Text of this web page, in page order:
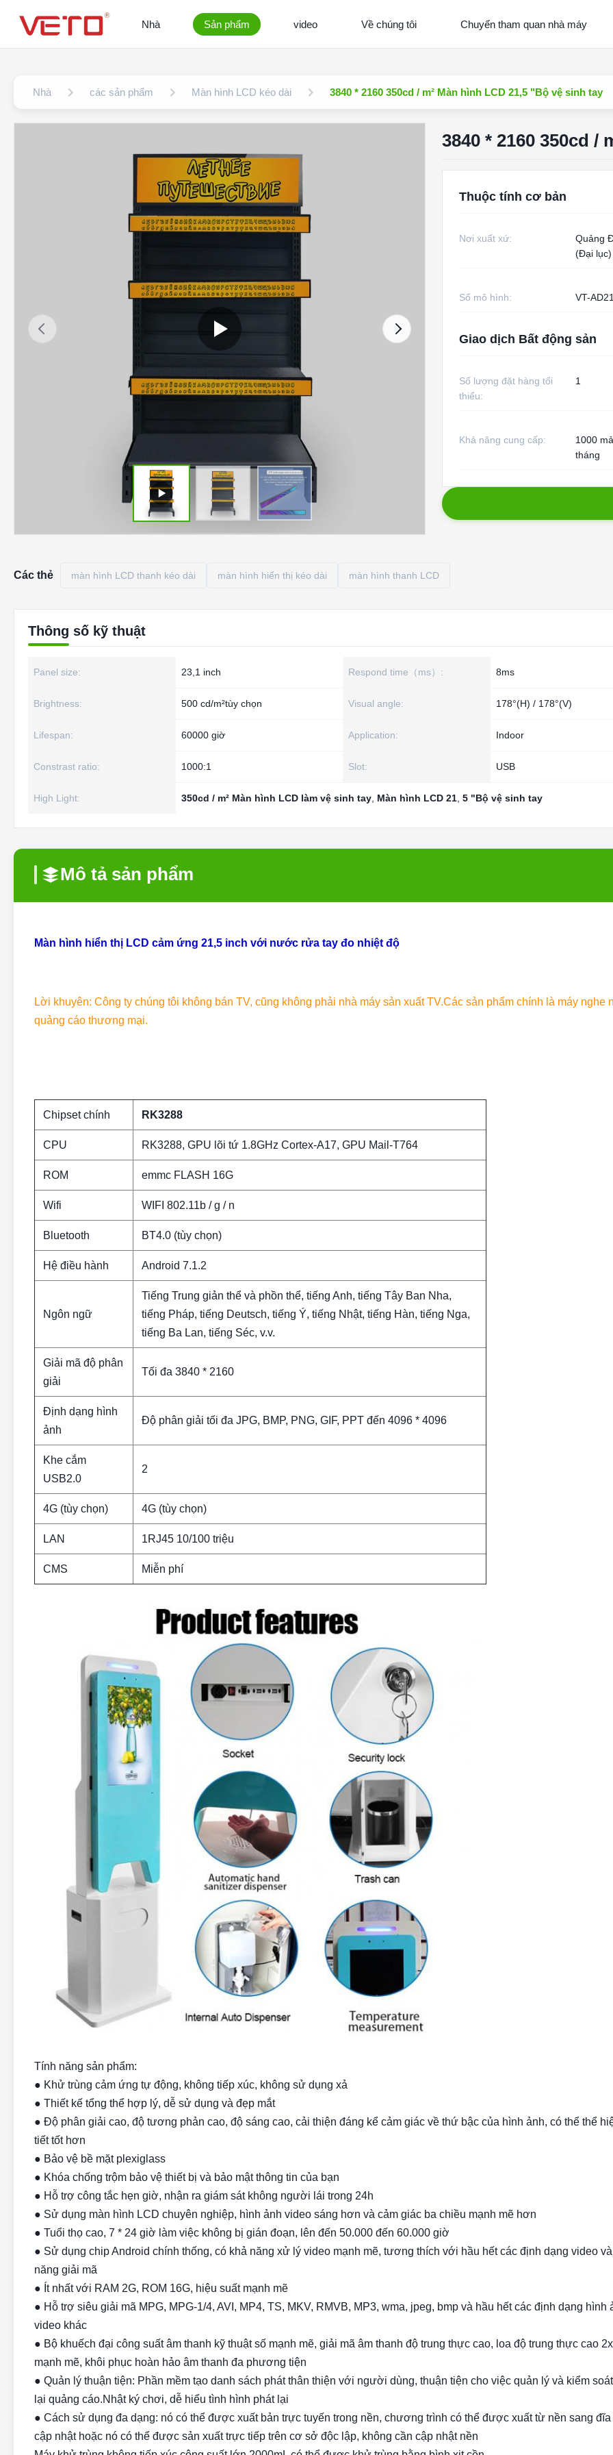
Nhà Sản phẩm video Về chúng tôi Chuyến tham quan nhà máy
Nhà các sản phẩm Màn hình LCD kéo dài 3840 * 2160 350cd / m² Màn hình LCD 21,5 "Bộ vệ sinh tay
3840 * 2160 350cd /
Thuộc tính cơ bản
Nơi xuất xứ:
Quảng
(Đại lục)
Số mô hình: VT-
Giao dịch Bất động sản
Số lượng đặt hàng tối
thiểu:
1
Khả năng cung cấp:
1000
tháng
Các thẻ màn hình LCD thanh kéo dài màn hình hiển thị kéo dài màn hình thanh LCD
Thông số kỹ thuật
Panel size: 23,1 inch Respond time（ms）: 8ms
Brightness: 500 cd/m²tùy chọn Visual angle: 178°(H) / 178°(V)
Lifespan: 60000 giờ Application: Indoor
Constrast ratio: 1000:1 Slot: USB
High Light: 350cd / m² Màn hình LCD làm vệ sinh tay Màn hình LCD 21 5 "Bộ vệ sinh tay
Mô tả sản phẩm
Màn hình hiển thị LCD cảm ứng 21,5 inch với nước rửa tay đo nhiệt độ
Lời khuyên: Công ty chúng tôi không bán TV, cũng không phải nhà máy sản xuất TV.Các sản phẩm chính là máy nghe
quảng cáo thương mại.
Chipset chính RK3288
CPU RK3288, GPU lõi tứ 1.8GHz Cortex-A17, GPU Mail-T764
ROM emmc FLASH 16G
Wifi WIFI 802.11b / g / n
Bluetooth BT4.0 (tùy chọn)
Hệ điều hành Android 7.1.2
Ngôn ngữ
Tiếng Trung giản thể và phồn thể, tiếng Anh, tiếng Tây Ban Nha,
tiếng Pháp, tiếng Deutsch, tiếng Ý, tiếng Nhật, tiếng Hàn, tiếng Nga,
tiếng Ba Lan, tiếng Séc, v.v.
Giải mã độ phân
giải
Tối đa 3840 * 2160
Định dạng hình
ảnh
Độ phân giải tối đa JPG, BMP, PNG, GIF, PPT đến 4096 * 4096
Khe cắm
USB2.0
2
4G (tùy chọn) 4G (tùy chọn)
LAN 1RJ45 10/100 triệu
CMS Miễn phí
Tính năng sản phẩm:
● Khử trùng cảm ứng tự động, không tiếp xúc, không sử dụng xả
● Thiết kế tổng thể hợp lý, dễ sử dụng và đẹp mắt
● Độ phân giải cao, độ tương phản cao, độ sáng cao, cải thiện đáng kể cảm giác về thứ bậc của hình ảnh, có thể thể
tiết tốt hơn
● Bảo vệ bề mặt plexiglass
● Khóa chống trộm bảo vệ thiết bị và bảo mật thông tin của bạn
● Hỗ trợ công tắc hẹn giờ, nhận ra giám sát không người lái trong 24h
● Sử dụng màn hình LCD chuyên nghiệp, hình ảnh video sáng hơn và cảm giác ba chiều mạnh mẽ hơn
● Tuổi thọ cao, 7 * 24 giờ làm việc không bị gián đoạn, lên đến 50.000 đến 60.000 giờ
● Sử dụng chip Android chính thống, có khả năng xử lý video mạnh mẽ, tương thích với hầu hết các định dạng video
năng giải mã
● Ít nhất với RAM 2G, ROM 16G, hiệu suất mạnh mẽ
● Hỗ trợ siêu giải mã MPG, MPG-1/4, AVI, MP4, TS, MKV, RMVB, MP3, wma, jpeg, bmp và hầu hết các định dạng hình
video khác
● Bộ khuếch đại công suất âm thanh kỹ thuật số mạnh mẽ, giải mã âm thanh độ trung thực cao, loa độ trung thực cao
mạnh mẽ, khôi phục hoàn hảo âm thanh đa phương tiện
● Quản lý thuận tiện: Phần mềm tạo danh sách phát thân thiện với người dùng, thuận tiện cho việc quản lý và kiểm
lại quảng cáo.Nhật ký chơi, dễ hiểu tình hình phát lại
● Cách sử dụng đa dạng: nó có thể được xuất bản trực tuyến trong nền, chương trình có thể được xuất từ ​​nền sang đĩa
cập nhật hoặc nó có thể được sản xuất trực tiếp trên cơ sở độc lập, không cần cập nhật nền